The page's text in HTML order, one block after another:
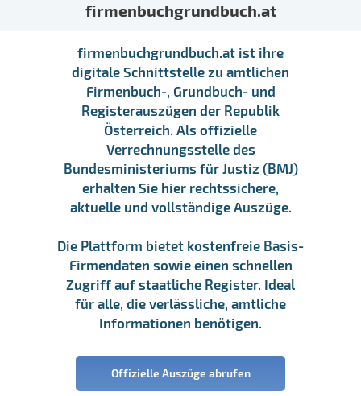
firmenbuchgrundbuch.at
firmenbuchgrundbuch.at ist ihre
digitale Schnittstelle zu amtlichen
Firmenbuch-, Grundbuch- und
Registerauszügen der Republik
Österreich. Als offizielle
Verrechnungsstelle des
Bundesministeriums für Justiz (BMJ)
erhalten Sie hier rechtssichere,
aktuelle und vollständige Auszüge.
Die Plattform bietet kostenfreie Basis-
Firmendaten sowie einen schnellen
Zugriff auf staatliche Register. Ideal
für alle, die verlässliche, amtliche
Informationen benötigen.
Offizielle Auszüge abrufen